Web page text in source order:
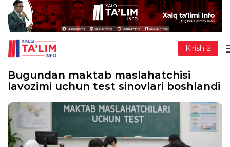
Kirish
Bugundan maktab maslahatchisi
lavozimi uchun test sinovlari boshlandi